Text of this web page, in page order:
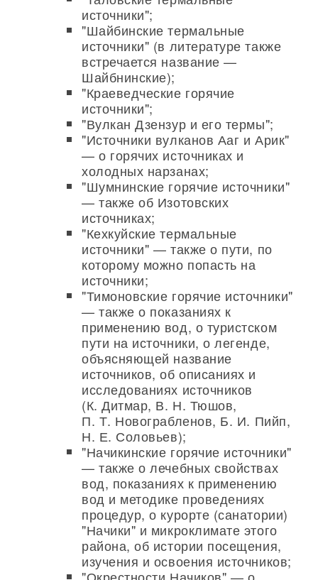
источники";
"Шайбинские термальные
источники" (в литературе также
встречается название —
Шайбнинские);
"Краеведческие горячие
источники";
"Вулкан Дзензур и его термы";
"Источники вулканов Ааг и Арик"
— о горячих источниках и
холодных нарзанах;
"Шумнинские горячие источники"
— также об Изотовских
источниках;
"Кехкуйские термальные
источники" — также о пути, по
которому можно попасть на
источники;
"Тимоновские горячие источники"
— также о показаниях к
применению вод, о туристском
пути на источники, о легенде,
объясняющей название
источников, об описаниях и
исследованиях источников
(К. Дитмар, В. Н. Тюшов,
П. Т. Новограбленов, Б. И. Пийп,
Н. Е. Соловьев);
"Начикинские горячие источники"
— также о лечебных свойствах
вод, показаниях к применению
вод и методике проведениях
процедур, о курорте (санатории)
"Начики" и микроклимате этого
района, об истории посещения,
изучения и освоения источников;